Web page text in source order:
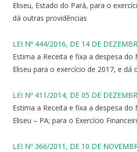
Eliseu, Estado do Pará, para o
dá outras providências
LEI Nº 444/2016, DE 14 DE
Estima a Receita e fixa a despesa do
Eliseu para o exercício de 2017, e dá
LEI Nº 411/2014, DE 05 DE
Estima a Receita e fixa a despesa do
Eliseu – PA; para o Exercício
LEI Nº 366/2011, DE 10 DE